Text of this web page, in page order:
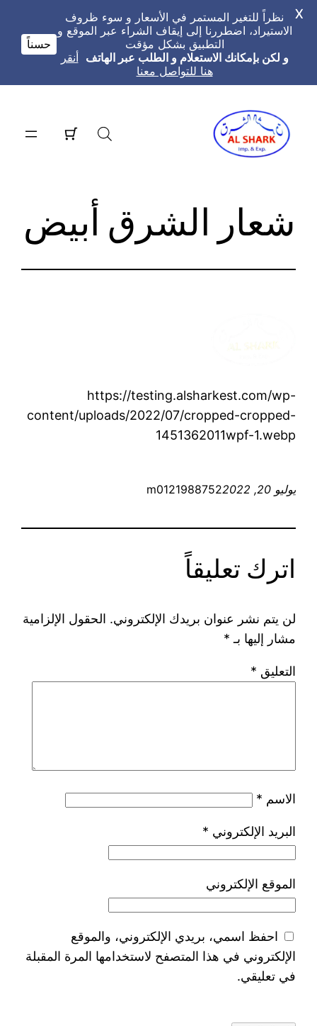
المحتوى
شعار الشرق أبيض
https://testing.alsharkest.com/wp-
content/uploads/2022/07/cropped-cropped-
1451362011wpf-1.webp
يوليو 20, 2022 m0121988752
اترك تعليقاً
لن يتم نشر عنوان بريدك الإلكتروني. الحقول الإلزامية
مشار إليها بـ *
التعليق *
الاسم *
البريد الإلكتروني *
الموقع الإلكتروني
احفظ اسمي، بريدي الإلكتروني، والموقع
الإلكتروني في هذا المتصفح لاستخدامها المرة المقبلة
في تعليقي.
نظراً للتغير المستمر في الأسعار و سوء ظروف
الاستيراد، اضطررنا إلى إيقاف الشراء عبر الموقع و
التطبيق بشكل مؤقت
و لكن بإمكانك الاستعلام و الطلب عبر الهاتف أنقر
هنا للتواصل معنا
حسناً
X